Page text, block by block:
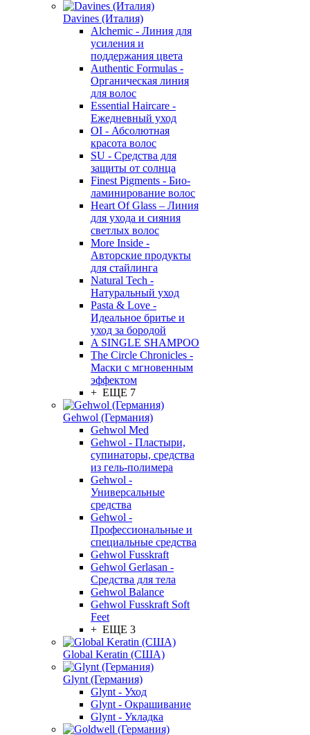
Davines (Италия)
Alchemic - Линия для
усиления и
поддержания цвета
Authentic Formulas -
Органическая линия
для волос
Essential Haircare -
Eжедневный уход
OI - Абсолютная
красота волос
SU - Средства для
защиты от солнца
Finest Pigments - Био-
ламинирование волос
Heart Of Glass – Линия
для ухода и сияния
светлых волос
More Inside -
Авторские продукты
для стайлинга
Natural Tech -
Натуральный уход
Pasta & Love -
Идеальное бритье и
уход за бородой
A SINGLE SHAMPOO
The Circle Chronicles -
Маски с мгновенным
эффектом
+ ЕЩЕ 7
Gehwol (Германия)
Gehwol Med
Gehwol - Пластыри,
супинаторы, средства
из гель-полимера
Gehwol -
Универсальные
средства
Gehwol -
Профессиональные и
специальные средства
Gehwol Fusskraft
Gehwol Gerlasan -
Средства для тела
Gehwol Balance
Gehwol Fusskraft Soft
Feet
+ ЕЩЕ 3
Global Keratin (США)
Glynt (Германия)
Glynt - Уход
Glynt - Окрашивание
Glynt - Укладка